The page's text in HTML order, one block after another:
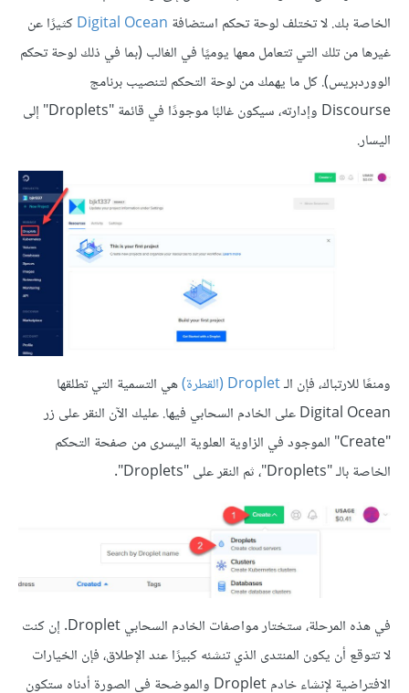
الخاصة بك. لا تختلف لوحة تحكم استضافة Digital Oceanكثيرًا عن
غيرها من تلك التي تتعامل معها يوميًا في الغالب (بما في ذلك لوحة تحكم
الووردبريس). كل ما يهمك من لوحة التحكم لتنصيب برنامج
Discourse وإدارته، سيكون غالبًا موجودًا في قائمة "Droplets" إلى
اليسار.
ومنعًا للارتباك، فإن الـDroplet (القطرة)
هي التسمية التي تطلقها
Digital Ocean على الخادم السحابي فيها. عليك الآن النقر على زر
"Create" الموجود في الزاوية العلوية اليسرى من صفحة التحكم
الخاصة بالـ "Droplets"، ثم النقر على "Droplets".
في هذه المرحلة، ستختار مواصفات الخادم السحابي Droplet. إن كنت
لا تتوقع أن يكون المنتدى الذي تنشئه كبيرًا عند الإطلاق، فإن الخيارات
الافتراضية لإنشاء خادم Droplet والموضحة في الصورة أدناه ستكون